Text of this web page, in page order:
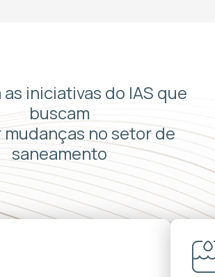
iniciativas do IAS que
buscam
no setor de
saneamento